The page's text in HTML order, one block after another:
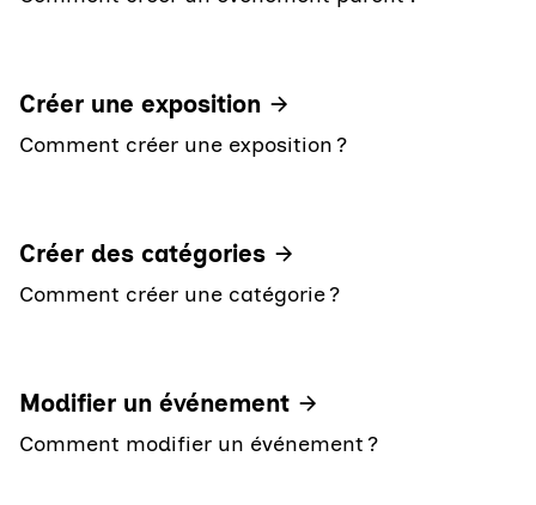
Créer une exposition
Comment créer une exposition ?
Créer des catégories
Comment créer une catégorie ?
Modifier un événement
Comment modifier un événement ?